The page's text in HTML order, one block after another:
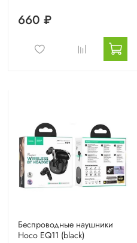
660 ₽
Беспроводные наушники
Hoco EQ11 (black)